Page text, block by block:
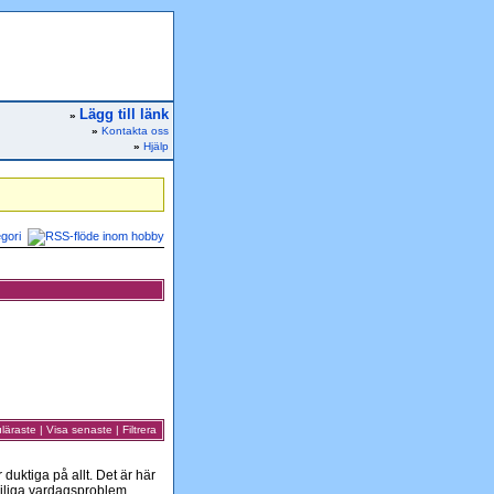
» Lägg till länk
» Kontakta oss
» Hjälp
| Visa senaste | Filtrera
på allt. Det är här
vardagsproblem,